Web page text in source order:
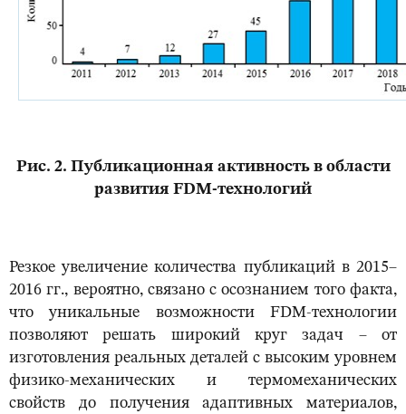
Рис. 2. Публикационная активность в области
развития FDM-технологий
Резкое увеличение количества публикаций в 2015–
2016 гг., вероятно, связано с осознанием того факта,
что уникальные возможности FDM-технологии
позволяют решать широкий круг задач – от
изготовления реальных деталей с высоким уровнем
физико-механических и термомеханических
свойств до получения адаптивных материалов,